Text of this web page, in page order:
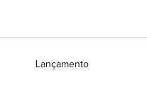
Lançamento